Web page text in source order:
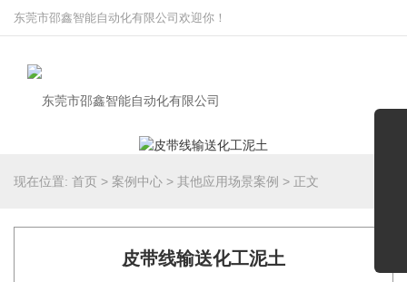
东莞市邵鑫智能自动化有限公司欢迎你！
现在位置: 首页 > 案例中心 > 其他应用场景案例 > 正文
皮带线输送化工泥土